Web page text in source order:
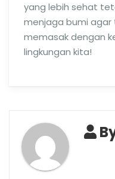
yang lebih sehat
menjaga bumi agar
memasak dengan
lingkungan kita!